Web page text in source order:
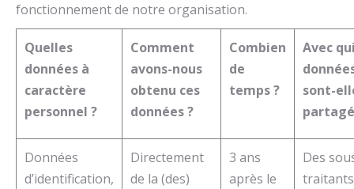
fonctionnement de notre organisation.
Quelles
données à
caractère
personnel ?
Comment
avons-nous
obtenu ces
données ?
Combien
de
temps ?
Avec
sont-
Données
d’identification,
Directement
de la (des)
3 ans
après le
Des